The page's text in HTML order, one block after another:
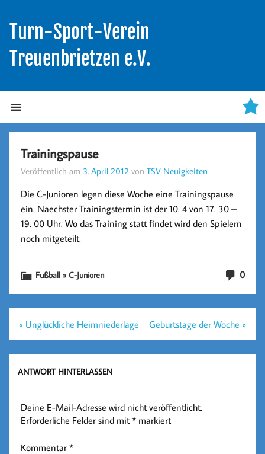
Turn-Sport-Verein
Treuenbrietzen e.V.
Trainingspause
Veröffentlich am 3. April 2012 vonTSV Neuigkeiten
Die C-Junioren legen diese Woche eine Trainingspause
ein. Naechster Trainingstermin ist der 10. 4 von 17. 30 –
19. 00 Uhr. Wo das Training statt findet wird den Spielern
noch mitgeteilt.
0
Fußball » C-Junioren
Beitragsnavigation
« Unglückliche Heimniederlage Geburtstage der Woche »
ANTWORT HINTERLASSEN
Deine E-Mail-Adresse wird nicht veröffentlicht.
Erforderliche Felder sind mit* markiert
Kommentar*